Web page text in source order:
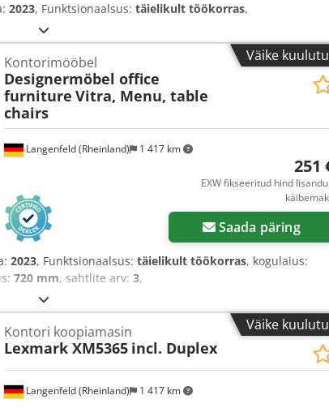
2023, Funktsionaalsus: täielikult töökorras,
Väike
Langenfeld (Rheinland) 1 417 km
Kontorimööbel
Designermöbel office
furniture Vitra, Menu, table
chairs
251
EXW fikseeritud hind
Saada päring
2023, Funktsionaalsus: täielikult töökorras, kogulaius:
720 mm, sahtlite arv: 3,
Väike
Langenfeld (Rheinland) 1 417 km
Kontori koopiamasin
Lexmark XM5365 incl. Duplex